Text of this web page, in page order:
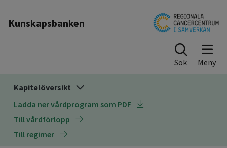
Kunskapsbanken
Sök
Kapitelöversikt
Ladda ner vårdprogram som PDF
Till vårdförlopp
Till regimer